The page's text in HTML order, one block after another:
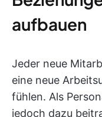
aufbauen
Jeder neue
eine neue
fühlen. Als
jedoch dazu